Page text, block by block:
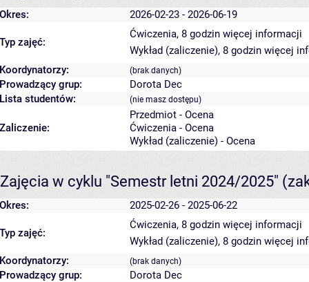
Okres: 2026-02-23 - 2026-06-19
Typ zajęć:
Ćwiczenia, 8 godzin więcej informacji
Wykład (zaliczenie), 8 godzin więcej
Koordynatorzy:
(brak danych)
Prowadzący grup:
Dorota Dec
Lista studentów:
(nie masz dostępu)
Zaliczenie:
Przedmiot - Ocena
Ćwiczenia - Ocena
Wykład (zaliczenie) - Ocena
Zajęcia w cyklu "Semestr letni 2024/2025"
Okres: 2025-02-26 - 2025-06-22
Typ zajęć:
Ćwiczenia, 8 godzin więcej informacji
Wykład (zaliczenie), 8 godzin więcej
Koordynatorzy:
(brak danych)
Prowadzący grup:
Dorota Dec